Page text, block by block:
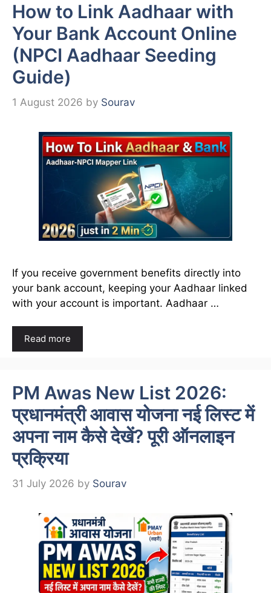
How to Link Aadhaar with
Your Bank Account Online
(NPCI Aadhaar Seeding
Guide)
1 August 2026 by Sourav
If you receive government benefits directly into
your bank account, keeping your Aadhaar linked
with your account is important. Aadhaar …
Read more
PM Awas New List 2026:
प्रधानमंत्री आवास योजना नई लिस्ट में
अपना नाम कैसे देखें? पूरी ऑनलाइन
प्रक्रिया
31 July 2026 by Sourav